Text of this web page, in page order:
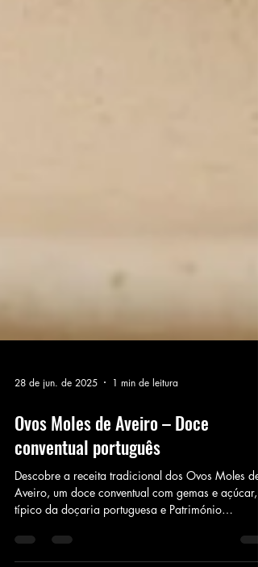
28 de jun. de 2025 1 min de leitura
Ovos Moles de Aveiro – Doce
conventual português
Descobre a receita tradicional dos Ovos Moles de
típico da doçaria portuguesa e Património
Nacional.